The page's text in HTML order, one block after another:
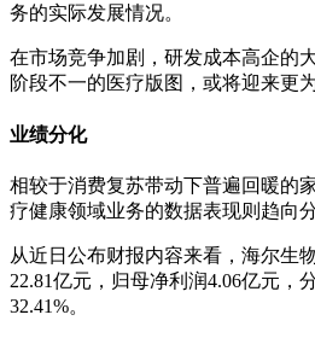
务的实际发展情况。
在市场竞争加剧，研发成本高企的
阶段不一的医疗版图，或将迎来更
业绩分化
相较于消费复苏带动下普遍回暖的
疗健康领域业务的数据表现则趋向分
从近日公布财报内容来看，海尔生
22.81亿元，归母净利润4.06亿元，
32.41%。